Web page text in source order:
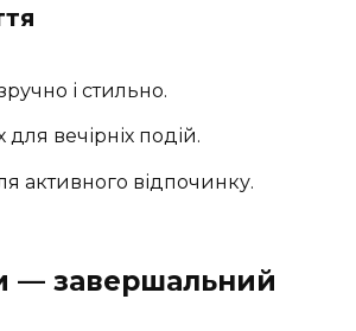
і стильно.
для вечірніх подій.
активного відпочинку.
— завершальний